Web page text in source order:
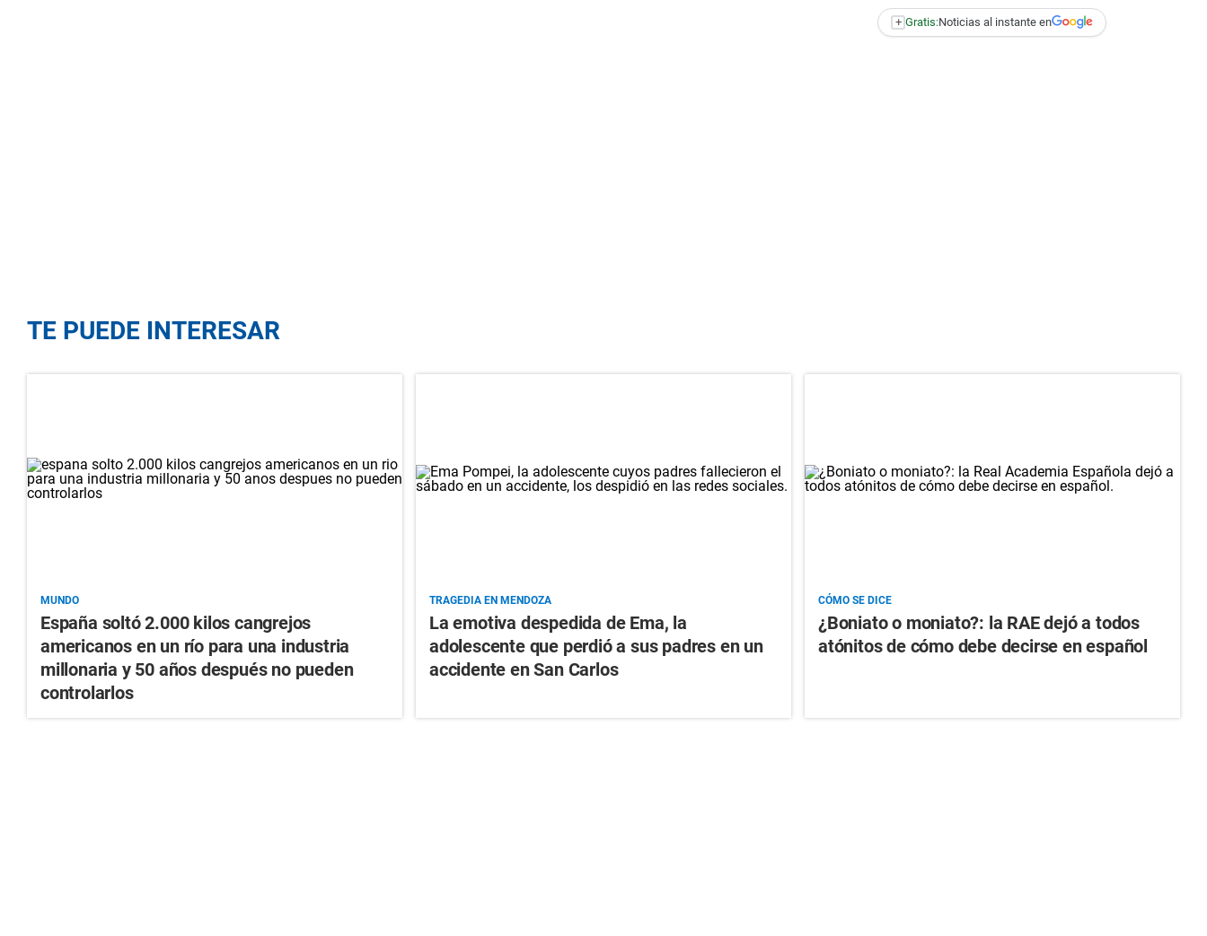
+ Gratis:Noticias al instante en
TE PUEDE INTERESAR
MUNDO
España soltó 2.000 kilos cangrejos
americanos en un río para una industria
millonaria y 50 años después no pueden
controlarlos
TRAGEDIA EN MENDOZA
La emotiva despedida de Ema, la
adolescente que perdió a sus padres en un
accidente en San Carlos
CÓMO SE DICE
¿Boniato o moniato?: la RAE dejó a todos
atónitos de cómo debe decirse en español